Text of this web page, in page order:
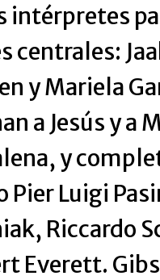
intérpretes
centrales:
y Mariela
a Jesús y a
y
Pier Luigi
Riccardo
Everett.